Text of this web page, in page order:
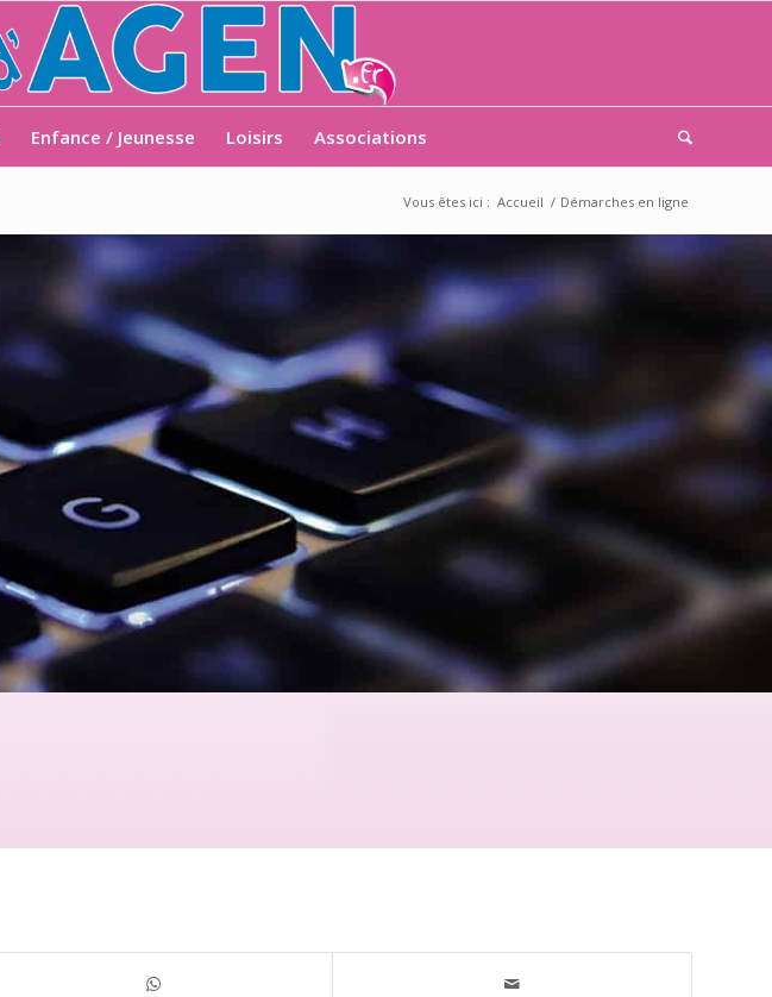
Enfance / Jeunesse Loisirs Associations
Vous êtes ici : Accueil / Démarches en ligne